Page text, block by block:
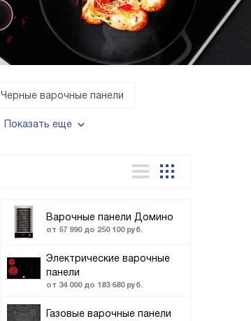
Черные варочные панели
Показать еще
Варочные панели Домино
от 57 990 до 250 100 руб.
Электрические варочные
панели
от 34 000 до 183 680 руб.
Газовые варочные панели